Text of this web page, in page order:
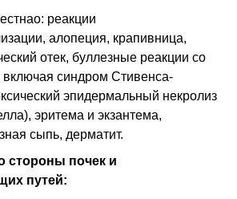
реакции
алопеция, крапивница,
отек, буллезные реакции со
синдром Стивенса-
эпидермальный некролиз
эритема и экзантема,
сыпь, дерматит.
стороны почек и
путей: